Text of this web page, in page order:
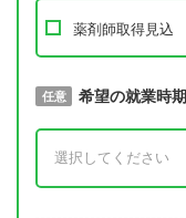
薬剤師取得見込
必須 取得予定年
任意 希望の就業時期